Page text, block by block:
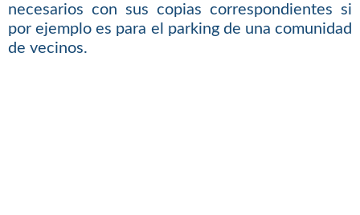
necesarios con sus copias correspondientes si
por ejemplo es para el parking de una comunidad
de vecinos.